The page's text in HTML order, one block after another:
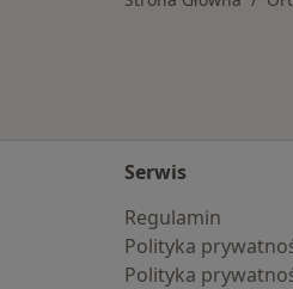
Serwis
Regulamin
Polityka
Polityka